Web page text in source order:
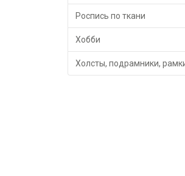
Роспись по ткани
Хобби
Холсты, подрамники,